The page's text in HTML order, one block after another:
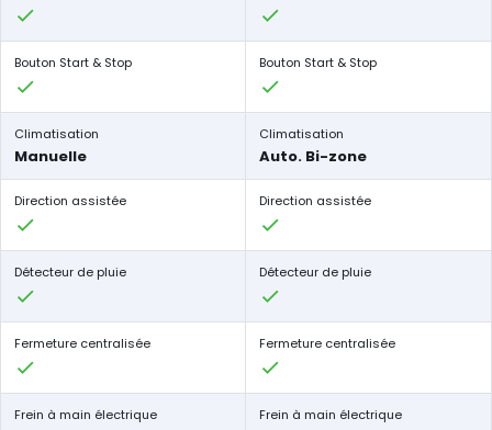
Bouton Start & Stop Bouton Start & Stop
Climatisation
Manuelle
Climatisation
Auto. Bi-zone
Direction assistée Direction assistée
Détecteur de pluie Détecteur de pluie
Fermeture centralisée Fermeture centralisée
Frein à main électrique Frein à main électrique